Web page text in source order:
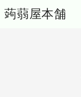
蒟蒻屋本舗